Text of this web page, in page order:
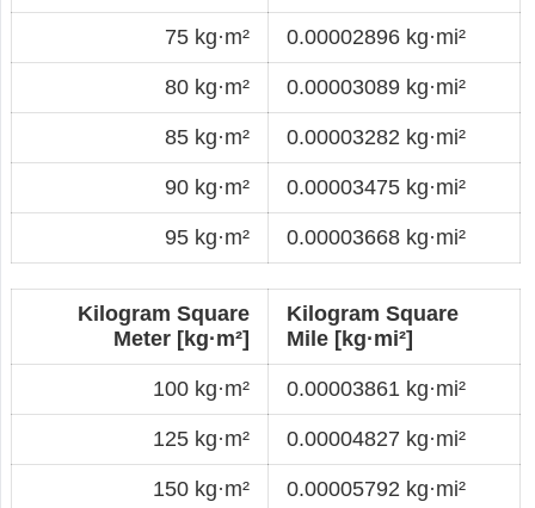
75 kg·m² 0.00002896 kg·mi²
80 kg·m² 0.00003089 kg·mi²
85 kg·m² 0.00003282 kg·mi²
90 kg·m² 0.00003475 kg·mi²
95 kg·m² 0.00003668 kg·mi²
Kilogram Square
Meter [kg·m²]
Kilogram Square
Mile [kg·mi²]
100 kg·m² 0.00003861 kg·mi²
125 kg·m² 0.00004827 kg·mi²
150 kg·m² 0.00005792 kg·mi²